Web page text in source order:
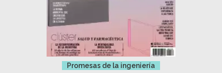
Promesas de la ingeniería